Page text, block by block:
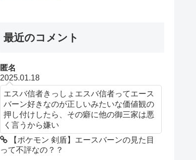
最近のコメント
匿名
2025.01.18
エスバ信者きっしょエスバ信者ってエース
バーン好きなのが正しいみたいな価値観の
押し付けしたら、その癖に他の御三家は悪
く言うから嫌い
【ポケモン 剣盾】エースバーンの見た目
って不評なの？？